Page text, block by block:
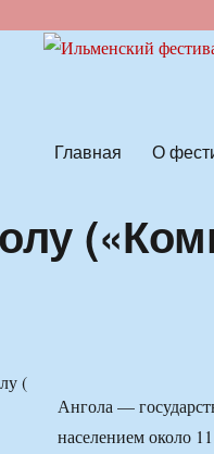
Главная О
Ангола —
населением около